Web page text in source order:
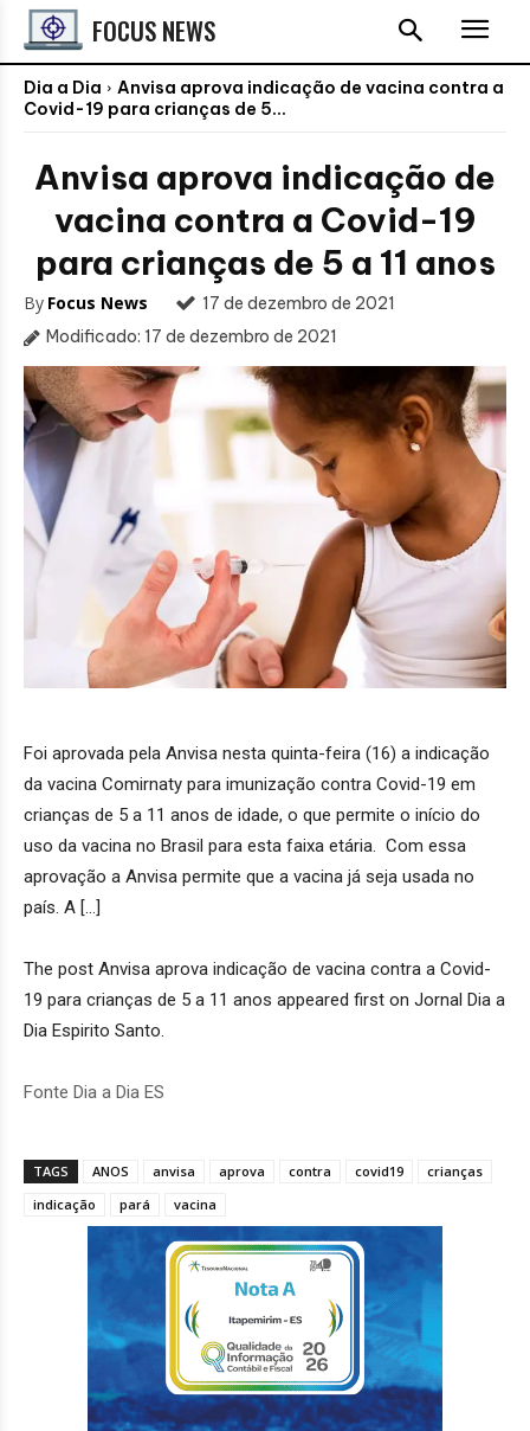
FOCUS NEWS
Dia a Dia
Anvisa aprova indicação de vacina contra a
Covid-19 para crianças de 5...
Anvisa aprova indicação de
vacina contra a Covid-19
para crianças de 5 a 11 anos
By Focus News
17 de dezembro de 2021
Modificado: 17 de dezembro de 2021
Foi aprovada pela Anvisa nesta quinta-feira (16) a indicação
da vacina Comirnaty para imunização contra Covid-19 em
crianças de 5 a 11 anos de idade, o que permite o início do
uso da vacina no Brasil para esta faixa etária. Com essa
aprovação a Anvisa permite que a vacina já seja usada no
país. A […]
The post Anvisa aprova indicação de vacina contra a Covid-
19 para crianças de 5 a 11 anos appeared first on Jornal Dia a
Dia Espirito Santo.
Fonte Dia a Dia ES
TAGS ANOS anvisa aprova contra covid19
crianças
indicação
pará vacina